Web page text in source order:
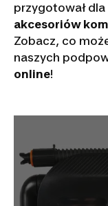
przygotował
akcesoriów
Zobacz, co
naszych
online!